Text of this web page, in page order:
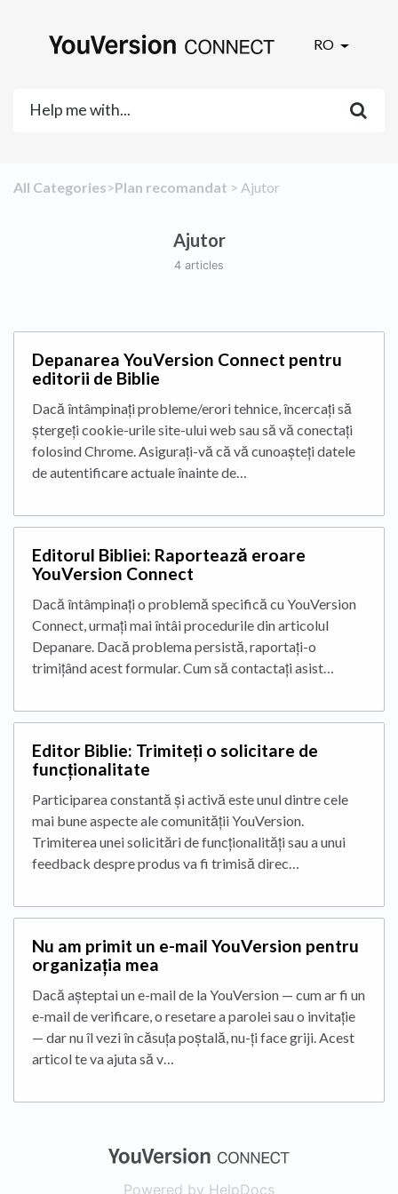
RO
All Categories​>​​Plan recomandat ​ > ​ ​Ajutor
Ajutor
4 articles
Depanarea YouVersion Connect pentru
editorii de Biblie
Dacă întâmpinați probleme/erori tehnice, încercați să
ștergeți cookie-urile site-ului web sau să vă conectați
folosind Chrome. Asigurați-vă că vă cunoașteți datele
de autentificare actuale înainte de…
Editorul Bibliei: Raportează eroare
YouVersion Connect
Dacă întâmpinați o problemă specifică cu YouVersion
Connect, urmați mai întâi procedurile din articolul
Depanare. Dacă problema persistă, raportați-o
trimițând acest formular. Cum să contactați asist…
Editor Biblie: Trimiteți o solicitare de
funcționalitate
Participarea constantă și activă este unul dintre cele
mai bune aspecte ale comunității YouVersion.
Trimiterea unei solicitări de funcționalități sau a unui
feedback despre produs va fi trimisă direc…
Nu am primit un e-mail YouVersion pentru
organizația mea
Dacă așteptai un e-mail de la YouVersion — cum ar fi un
e-mail de verificare, o resetare a parolei sau o invitație
— dar nu îl vezi în căsuța poștală, nu-ți face griji. Acest
articol te va ajuta să v…
(opens in a
Powered by HelpDocs